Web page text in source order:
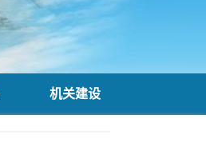
机关建设